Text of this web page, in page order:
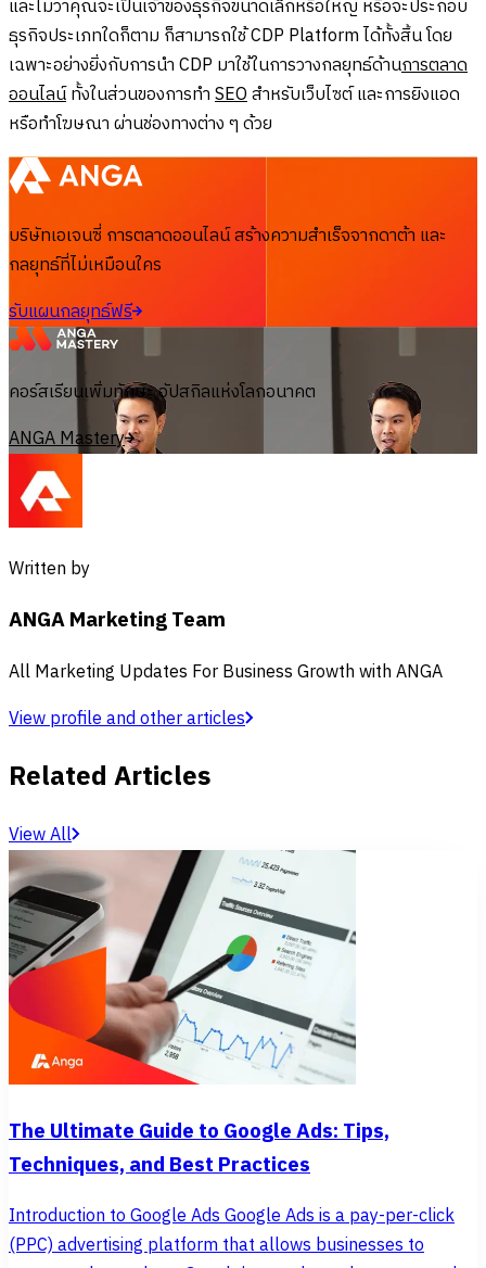
และไม่ว่าคุณจะเป็นเจ้าของธุรกิจขนาดเล็กหรือใหญ่ หรือจะประกอบ
ธุรกิจประเภทใดก็ตาม ก็สามารถใช้ CDP Platform ได้ทั้งสิ้น โดย
เฉพาะอย่างยิ่งกับการนำ CDP มาใช้ในการวางกลยุทธ์ด้านการตลาด
ออนไลน์ทั้งในส่วนของการทำSEOสำหรับเว็บไซต์ และการยิงแอด
หรือทำโฆษณา ผ่านช่องทางต่าง ๆ ด้วย
บริษัทเอเจนซี่ การตลาดออนไลน์ สร้างความสำเร็จจากดาต้า และ
กลยุทธ์ที่ไม่เหมือนใคร
รับแผนกลยุทธ์ฟรี
คอร์สเรียนเพิ่มทักษะ อัปสกิลแห่งโลกอนาคต
ANGA Mastery
Written by
ANGA Marketing Team
All Marketing Updates For Business Growth with ANGA
View profile and other articles
Related Articles
View All
The Ultimate Guide to Google Ads: Tips,
Techniques, and Best Practices
Introduction to Google Ads Google Ads is a pay-per-click
(PPC) advertising platform that allows businesses to